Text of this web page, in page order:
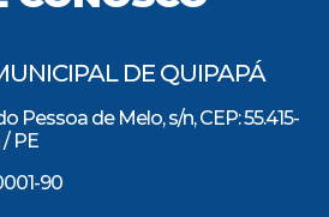
DE QUIPAPÁ
Pessoa de Melo, s/n, CEP: 55.415-
PE
90